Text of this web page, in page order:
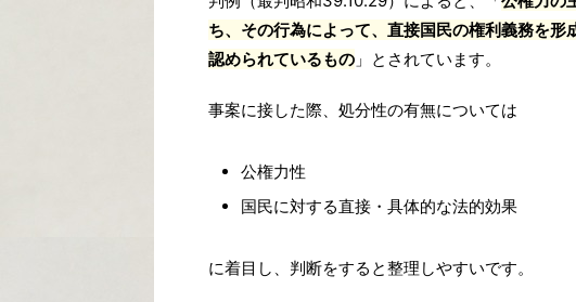
ち、その行為によって、直接国民の権利義務を
認められているもの 」とされています。
事案に接した際、処分性の有無については
公権力性
国民に対する直接・具体的な法的効果
に着目し、判断をすると整理しやすいです。